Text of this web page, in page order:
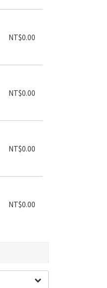
NT$0.00
NT$0.00
NT$0.00
NT$0.00